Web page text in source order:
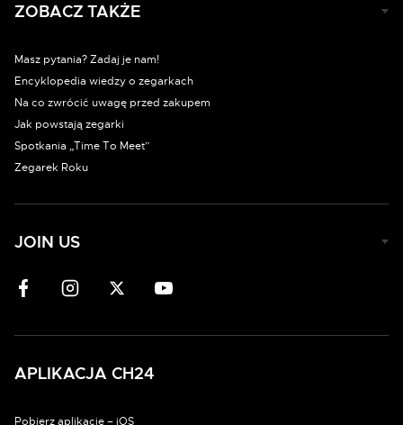
ZOBACZ TAKŻE
Masz pytania? Zadaj je nam!
Encyklopedia wiedzy o zegarkach
Na co zwrócić uwagę przed zakupem
Jak powstają zegarki
Spotkania „Time To Meet”
Zegarek Roku
JOIN US
APLIKACJA CH24
Pobierz aplikację – iOS